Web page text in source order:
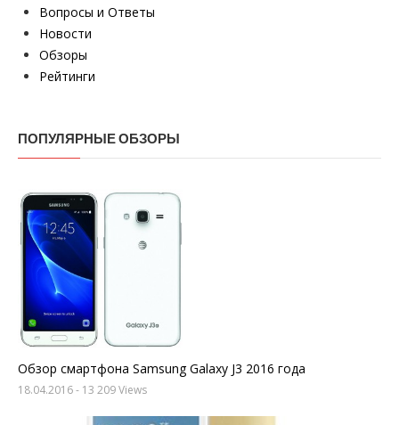
Вопросы и Ответы
Новости
Обзоры
Рейтинги
ПОПУЛЯРНЫЕ ОБЗОРЫ
Обзор смартфона Samsung Galaxy J3 2016 года
18.04.2016- 13 209 Views